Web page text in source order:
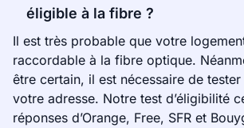
éligible à la fibre ?
Il est très probable que votre
raccordable à la fibre optique.
être certain, il est nécessaire de tester
votre adresse. Notre test d’éligibilité
réponses d’Orange, Free, SFR et